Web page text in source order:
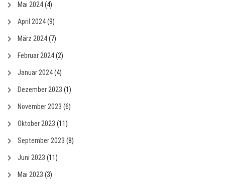
Mai 2024(4)
April 2024(9)
März 2024(7)
Februar 2024(2)
Januar 2024(4)
Dezember 2023 (1)
November 2023 (6)
Oktober 2023 (11)
September 2023 (8)
Juni 2023 (11)
Mai 2023 (3)